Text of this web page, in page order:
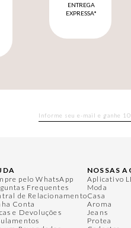
ENTREGA
EXPRESSA*
pelo WhatsApp
Frequentes
de Relacionamento
Conta
e Devoluções
NOSSAS
Aplicativo
Moda
Casa
Aroma
Jeans
Protea